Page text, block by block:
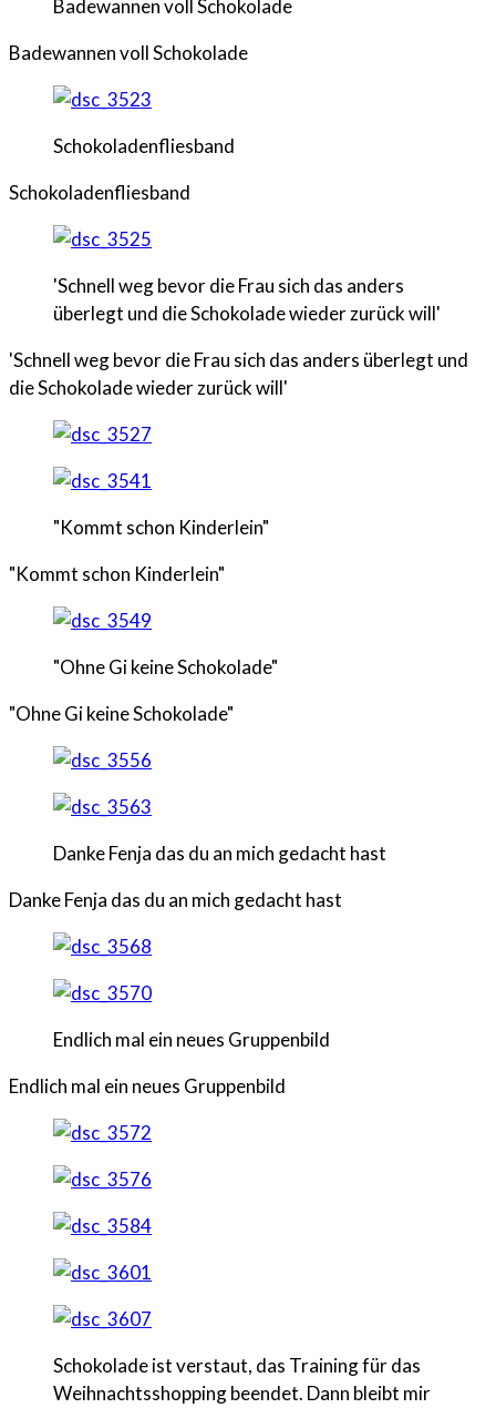
Badewannen voll Schokolade
Badewannen voll Schokolade
Schokoladenfliesband
Schokoladenfliesband
'Schnell weg bevor die Frau sich das anders
überlegt und die Schokolade wieder zurück will'
'Schnell weg bevor die Frau sich das anders überlegt und
die Schokolade wieder zurück will'
"Kommt schon Kinderlein"
"Kommt schon Kinderlein"
"Ohne Gi keine Schokolade"
"Ohne Gi keine Schokolade"
Danke Fenja das du an mich gedacht hast
Danke Fenja das du an mich gedacht hast
Endlich mal ein neues Gruppenbild
Endlich mal ein neues Gruppenbild
Schokolade ist verstaut, das Training für das
Weihnachtsshopping beendet. Dann bleibt mir